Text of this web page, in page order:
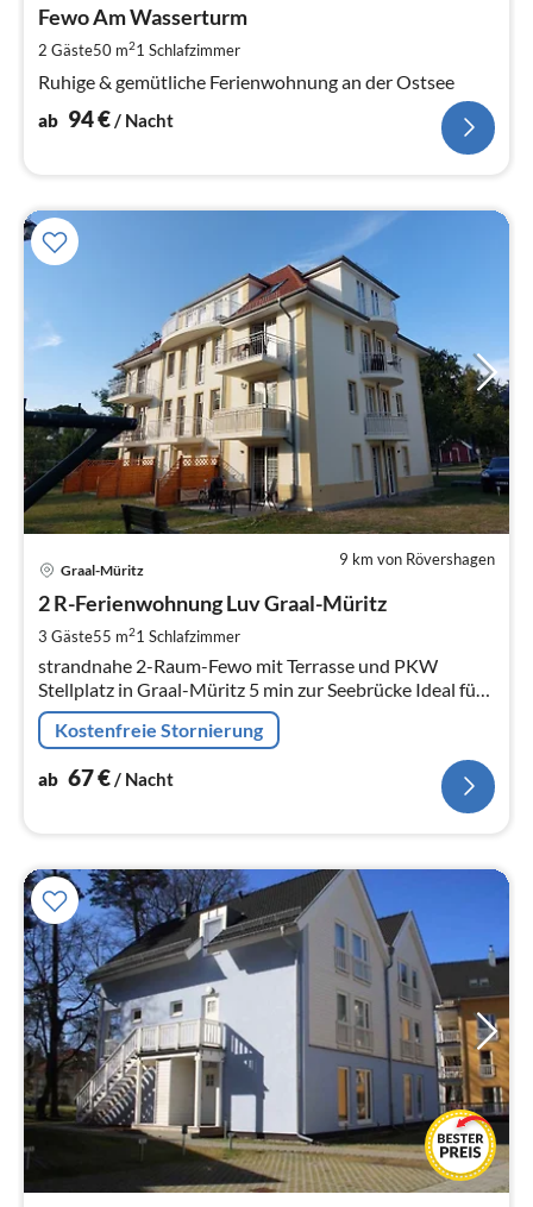
Fewo Am Wasserturm
2 Gäste50 m21 Schlafzimmer
Ruhige & gemütliche Ferienwohnung an der Ostsee
ab 94€ / Nacht
9 km von Rövershagen
Graal-Müritz
2 R-Ferienwohnung Luv Graal-Müritz
3 Gäste55 m21 Schlafzimmer
strandnahe 2-Raum-Fewo mit Terrasse und PKW
Stellplatz in Graal-Müritz 5 min zur Seebrücke Ideal für
2 Erwachsende und 2 kleine Kinder. inkl.PKW Stellplatz.
Kostenfreie Stornierung
ab 67€/ Nacht